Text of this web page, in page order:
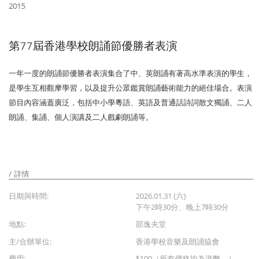
2015
第77屆香港學校朗誦節優勝者表演
一年一度的朗誦節優勝者表演集合了中、英朗誦有著高水準表演的學生，
是學生互相觀摩學習，以及提升公眾鑑賞朗誦藝術能力的絕佳場合。表演
節目內容涵蓋廣泛，包括中小學粵語、英語及普通話詩詞散文獨誦、二人
朗誦、集誦、個人演講及二人戲劇朗誦等。
詳情
日期與時間:
2026.01.31 (六)
下午2時30分、晚上7時30分
地點:
邵逸夫堂
主/合辦單位:
香港學校音樂及朗誦協會